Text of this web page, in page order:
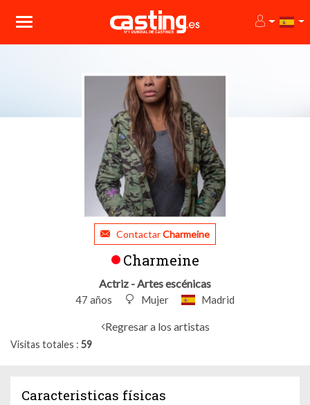
ContactarCharmeine
Charmeine
Actriz - Artes escénicas
47 años Mujer Madrid
Regresar a los artistas
Visitas totales 59
Caracteristicas físicas